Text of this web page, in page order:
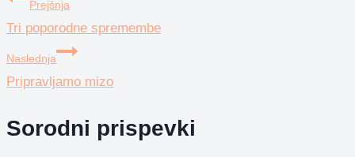
prispevka
Prejšnja
Tri poporodne spremembe
Naslednja
Pripravljamo mizo
Sorodni prispevki